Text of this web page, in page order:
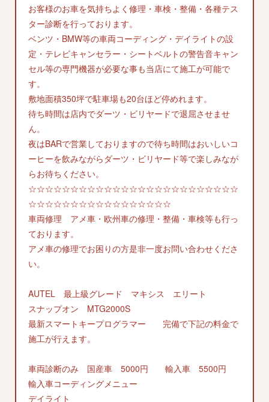
お客様のお車を気持ちよく修理・車検・整備・各種テス
ター診断を行っております。
ベンツ・BMW等の車両コーディング・デイライトの設
定・テレビキャンセラー・シートベルトの警告音キャン
セル等の専門機器が必要な事も当店にて施工が可能で
す。
敷地面積350坪で駐車場も20台ほど停めれます。
待ち時間は店内でダーツ・ビリヤードで退屈させませ
ん。
夜はBARで営業しておりますので待ち時間はおいしいコ
ーヒーを飲みながらダーツ・ビリヤード等で楽しみなが
らお待ちください。
☆☆☆☆☆☆☆☆☆☆☆☆☆☆☆☆☆☆☆☆☆☆☆☆☆
☆☆☆☆☆☆☆☆☆☆☆☆☆☆☆☆☆
車両修理 アメ車・欧州車の修理・整備・車検等も行っ
ております。
アメ車の修理でお困りの方是非一度お問い合わせくださ
い。
AUTEL 最上級グレード マキシス エリート
スナップオン MTG2000S
最新スマートキープログラマー 完備で下記の料金で
施工が行えます。
車両診断のみ 国産車 5000円 輸入車 5500円
輸入車コーディングメニュー
デイライト